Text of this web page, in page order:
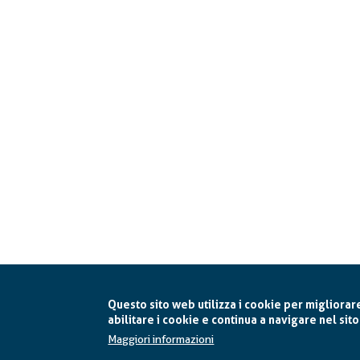
Questo sito web utilizza i cookie per
abilitare i cookie e continua a navigare nel
Maggiori informazioni